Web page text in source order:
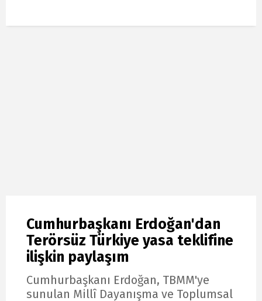
Cumhurbaşkanı Erdoğan'dan
Terörsüz Türkiye yasa teklifine
ilişkin paylaşım
Cumhurbaşkanı Erdoğan, TBMM'ye
sunulan Millî Dayanışma ve Toplumsal